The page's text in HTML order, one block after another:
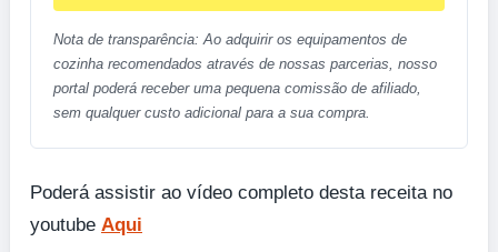
Nota de transparência: Ao adquirir os equipamentos de
cozinha recomendados através de nossas parcerias, nosso
portal poderá receber uma pequena comissão de afiliado,
sem qualquer custo adicional para a sua compra.
Poderá assistir ao vídeo completo desta receita no
youtube Aqui